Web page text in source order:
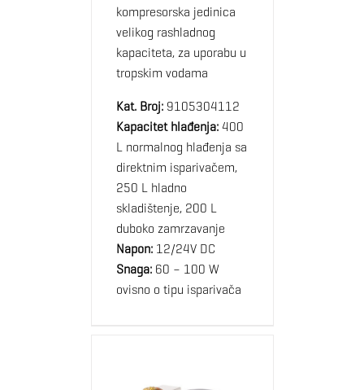
kompresorska jedinica
velikog rashladnog
kapaciteta, za uporabu u
tropskim vodama
Kat. Broj:9105304112
Kapacitet hlađenja:400
L normalnog hlađenja sa
direktnim isparivačem,
250 L hladno
skladištenje, 200 L
duboko zamrzavanje
Napon:12/24V DC
Snaga:60 – 100 W
ovisno o tipu isparivača